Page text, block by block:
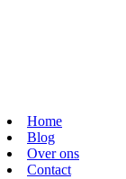
Home
Blog
Over ons
Contact